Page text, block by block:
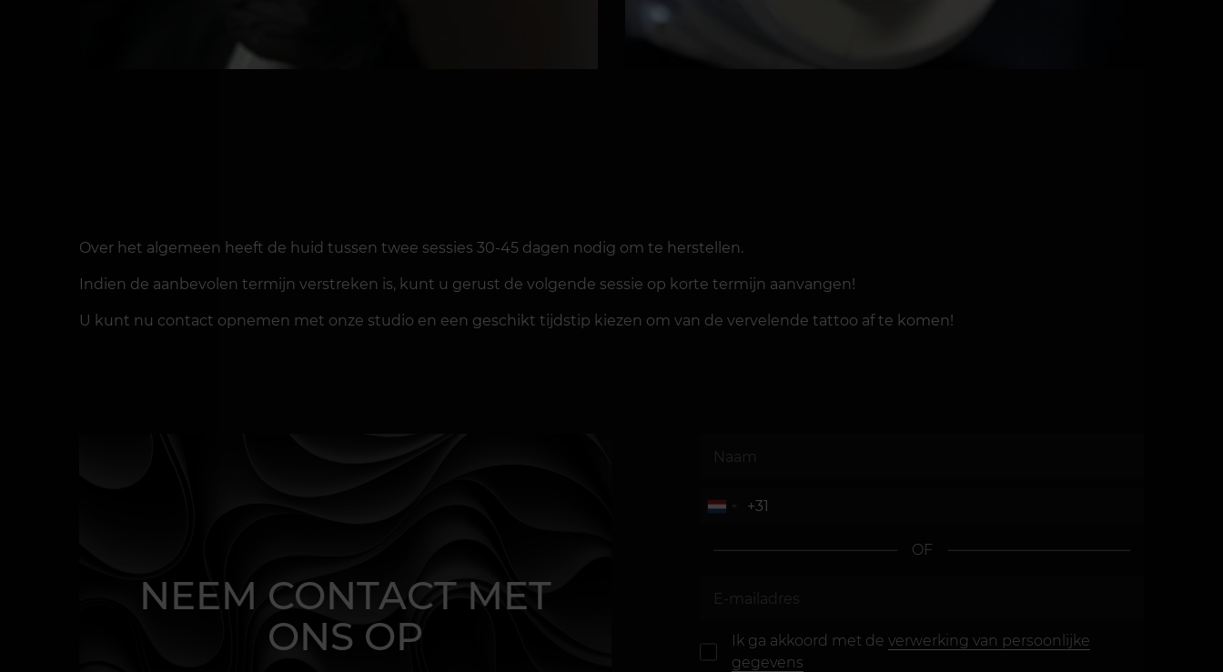
Over het algemeen heeft de huid tussen twee sessies 30-45 dagen nodig om te herstellen.
Indien de aanbevolen termijn verstreken is, kunt u gerust de volgende sessie op korte termijn aanvangen!
U kunt nu contact opnemen met onze studio en een geschikt tijdstip kiezen om van de vervelende tattoo af te komen!
NEEM CONTACT MET
ONS OP
OF
Ik ga akkoord met deverwerking van persoonlijke
gegevens